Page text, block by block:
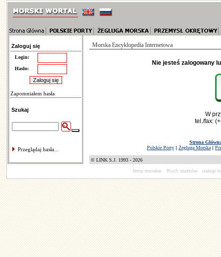
Zaloguj się
Login:
Hasło:
Zapomniałem hasła
Szukaj
Przeglądaj hasła...
Morska Encyklopedia Internetowa
Nie jesteś zalogowany
W
tel./fax:
Strona
Polskie Porty | Żegluga Morska |
© LINK S.J. 1993 - 2026
firmy morskie
Ruch statków usługi